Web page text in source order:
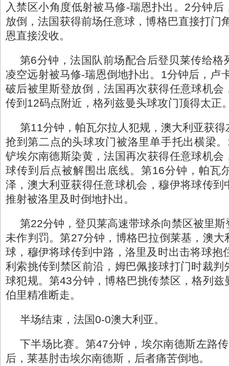
入禁区小角度低射被马修-瑞恩扑出。2分钟后
放倒，法国获得前场任意球，博格巴直接打门
恩直接没收。
第6分钟，法国队前场配合后登贝莱传给格
凌空远射被马修-瑞恩倒地扑出。1分钟后，卢
破后被里斯登放倒，法国再次获得任意球机会
传到12码点附近，格列兹曼头球攻门顶得太正
第11分钟，帕瓦尔拉人犯规，澳大利亚获
抢到第二点的头球攻门被洛里单手托出横梁
铲埃尔南德斯染黄，法国再次获得任意球机会
球传到后点被解围出底线。第16分钟，帕瓦
泽，澳大利亚获得任意球机会，穆伊将球传到
推射被洛里及时倒地扑出。
第22分钟，登贝莱高速带球杀向禁区被里
未作判罚。第27分钟，博格巴拉倒莱基，澳大
球，穆伊将球传到中路，洛里及时出击将球抱
利索挑传到禁区前沿，姆巴佩接球打门时裁判
球犯规。第43分钟，博格巴挑传禁区，格列兹
伯里精准断走。
半场结束，法国0-0澳大利亚。
下半场比赛。第47分钟，埃尔南德斯左路
后，莱基肘击埃尔南德斯，后者痛苦倒地。